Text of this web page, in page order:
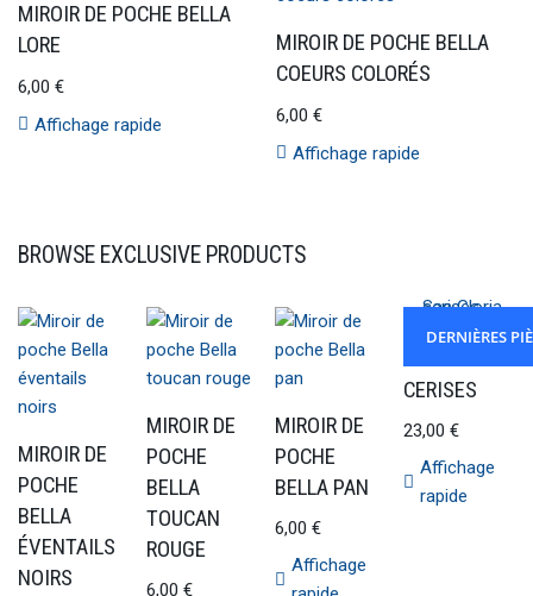
MIROIR DE POCHE BELLA
LORE
6,00 €
Affichage rapide
MIROIR DE POCHE BELLA
COEURS COLORÉS
6,00€
Affichage rapide
BROWSE EXCLUSIVE PRODUCTS
MIROIR DE
POCHE
BELLA
ÉVENTAILS
NOIRS
MIROIR DE
POCHE
BELLA
TOUCAN
ROUGE
6,00€
MIROIR DE
POCHE
BELLA PAN
6,00€
Affichage
DERNIÈRES
CERISES
23,00€
Affichage
rapide